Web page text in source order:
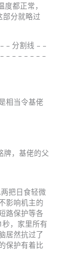
都正常，
部分就略过
– 分割线 – –
– – – – – – –
相当令基佬
牌，基佬的父
把日食轻微
影响机主的
路保护等各
，家里所有
居然抗过了
保护有着比